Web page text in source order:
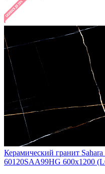
Керамический гранит
60120SAA99HG 600x1200